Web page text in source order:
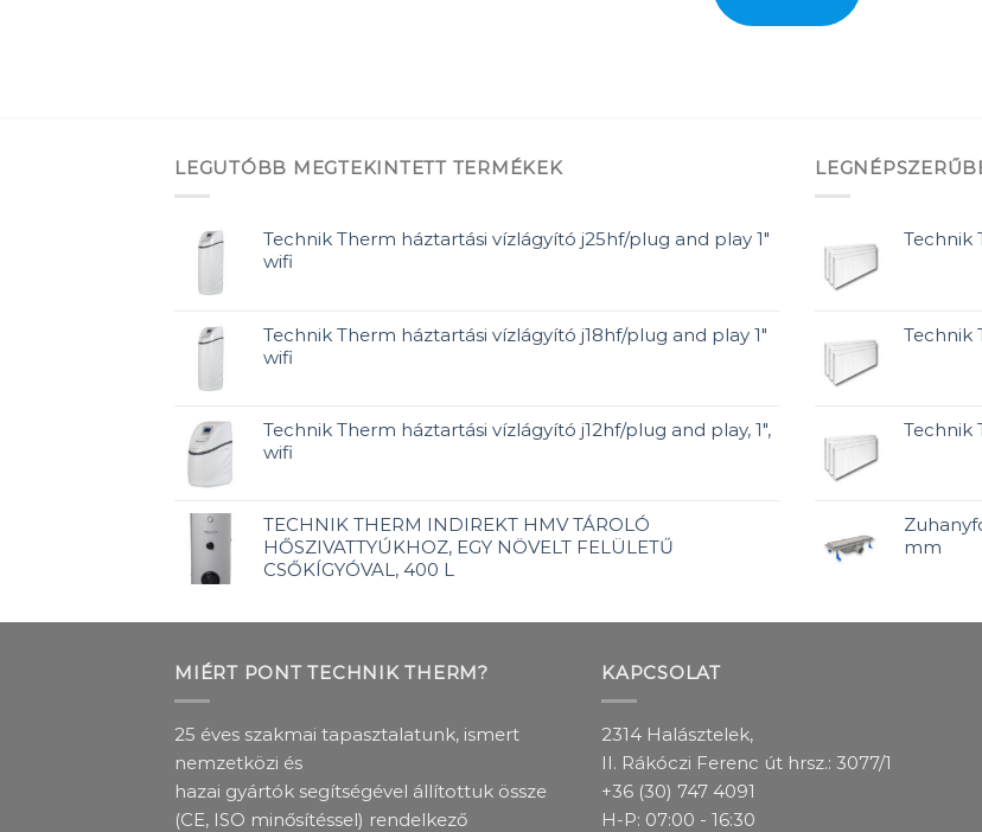
LEGUTÓBB MEGTEKINTETT TERMÉKEK
Technik Therm háztartási vízlágyító j25hf/plug and play 1"
wifi
Technik Therm háztartási vízlágyító j18hf/plug and play 1"
wifi
Technik Therm háztartási vízlágyító j12hf/plug and play, 1",
wifi
TECHNIK THERM INDIREKT HMV TÁROLÓ
HŐSZIVATTYÚKHOZ, EGY NÖVELT FELÜLETŰ
CSŐKÍGYÓVAL, 400 L
Technik
Technik
Technik
mm
MIÉRT PONT TECHNIK THERM?
25 éves szakmai tapasztalatunk, ismert
nemzetközi és
hazai gyártók segítségével állítottuk össze
(CE, ISO minősítéssel) rendelkező
KAPCSOLAT
2314 Halásztelek,
II. Rákóczi Ferenc út hrsz.: 3077/1
+36 (30) 747 4091
H-P: 07:00 - 16:30